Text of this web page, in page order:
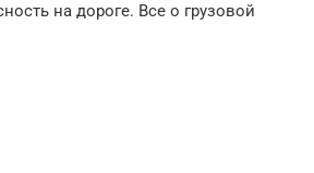
на дороге. Все о грузовой